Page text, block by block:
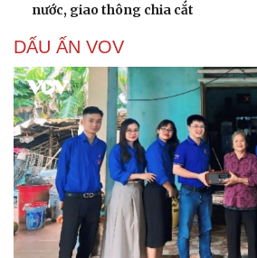
nước, giao thông chia cắt
DẤU ẤN VOV